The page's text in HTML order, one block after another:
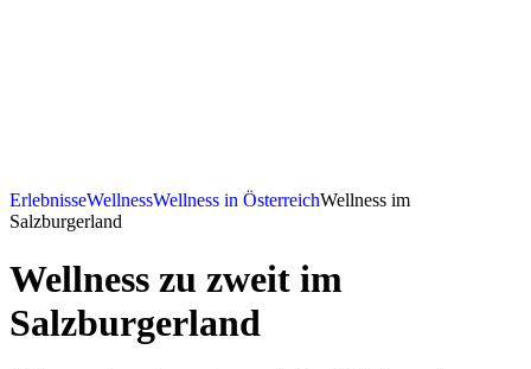
ErlebnisseWellnessWellness in ÖsterreichWellness im
Salzburgerland
Wellness zu zweit im
Salzburgerland